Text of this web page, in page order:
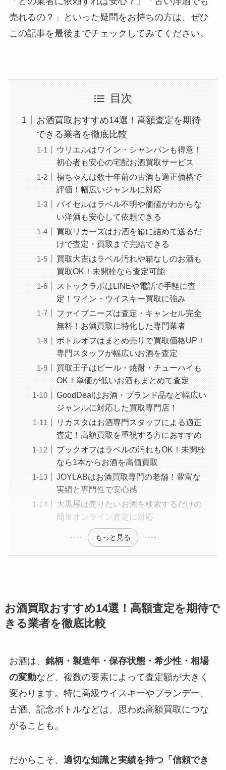
売れるの？」といった疑問をお持ちの方は、ぜひ
この記事を最後までチェックしてみてください。
目次
お酒買取おすすめ14選！高額査定を期待
できる業者を徹底比較
ウリエルはワイン・シャンパンも得意！
初心者も安心の宅配お酒買取サービス
福ちゃんは数十年前の古酒も適正価格で
評価！幅広いジャンルに対応
バイセルはラベル不明や価値がわからな
い洋酒も安心して依頼できる
買取リカーズはお酒を箱に詰めて送るだ
けで査定・買取まで完結できる
買取大吉はラベル汚れや箱なしのお酒も
買取OK！未開栓なら査定可能
ストックラボはLINEや電話で手軽に査
定！ワイン・ウイスキー買取に強み
ファイブニーズは査定・キャンセル完全
無料！お酒買取に特化した専門業者
ボトルオフはまとめ売りで買取価格UP！
専門スタッフが幅広いお酒を査定
買取王子はビール・焼酎・チューハイも
OK！単価が低いお酒もまとめて査定
GoodDealはお酒・ブランド品など幅広い
ジャンルに対応した買取専門店！
リカスタはお酒専門スタッフによる適正
査定！高額買取を重視する方におすすめ
ブックオフはラベルの汚れもOK！未開栓
なら1本からお酒を高価買取
JOYLABはお酒買取専門の老舗！豊富な
実績と専門性で安心感
大黒屋は売りたいお酒を検索するだけの
簡単オンライン査定に対応
もっと見る
お酒買取おすすめ14選！高額査定を期待で
きる業者を徹底比較
お酒は、 銘柄・製造年・保存状態・希少性・相場
の変動など、複数の要素によって査定額が大きく
変わります。特に高級ウイスキーやブランデー、
古酒、記念ボトルなどは、思わぬ高額買取につな
がることも。
だからこそ、 適切な知識と実績を持つ「信頼でき